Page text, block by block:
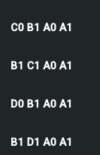
C0 B1 A0 A1
B1 C1 A0 A1
D0 B1 A0 A1
B1 D1 A0 A1